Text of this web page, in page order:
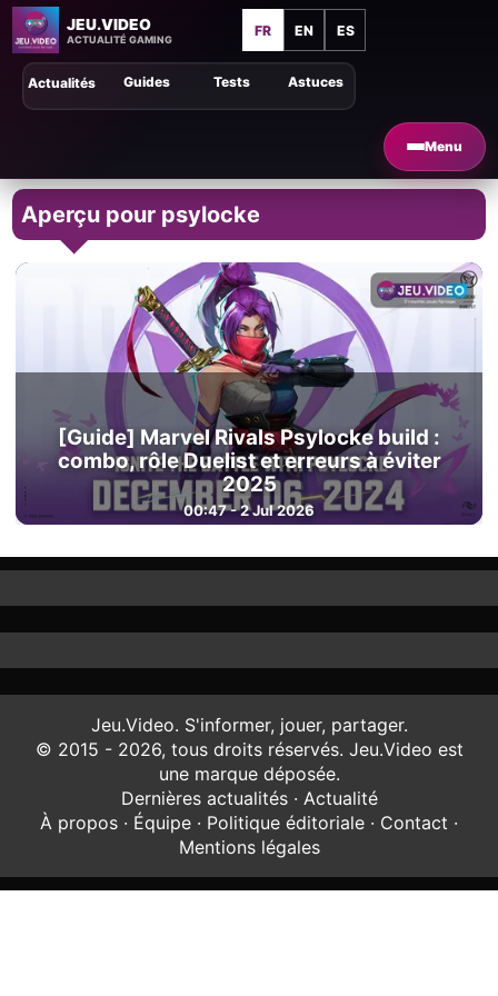
JEU.VIDEO
ACTUALITÉ GAMING
FR EN ES
Menu
Astuces
Guides Tests
Actualités
Aperçu pour psylocke
[Guide] Marvel Rivals Psylocke build :
combo, rôle Duelist et erreurs à éviter
2025
00:47 - 2 Jul 2026
Jeu.Video. S'informer, jouer, partager.
© 2015 - 2026, tous droits réservés. Jeu.Video est
une marque déposée.
Dernières actualités· Actualité
À propos · Équipe · Politique éditoriale · Contact ·
Mentions légales